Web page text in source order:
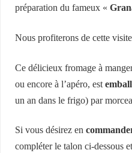
préparation du fameux «
Nous profiterons de cette
Ce délicieux fromage à
ou encore à l’apéro, est
un an dans le frigo) par
Si vous désirez en
compléter le talon ci-dessous